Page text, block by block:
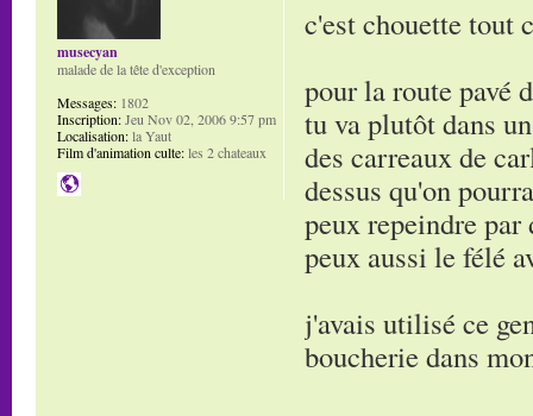
c'est chouette tout
pour la route pavé
tu va plutôt dans
des carreaux de
dessus qu'on
peux repeindre par
peux aussi le félé
j'avais utilisé ce
boucherie dans
musecyan
malade de la tête d'exception
Messages: 1802
Inscription:Jeu Nov 02, 2006 9:57 pm
Localisation:la Yaut
Film d'animation culte:les 2 chateaux